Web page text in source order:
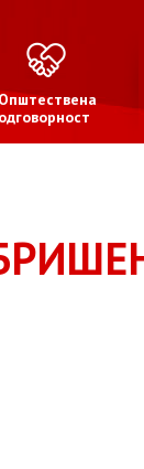
Општествена
одговорност